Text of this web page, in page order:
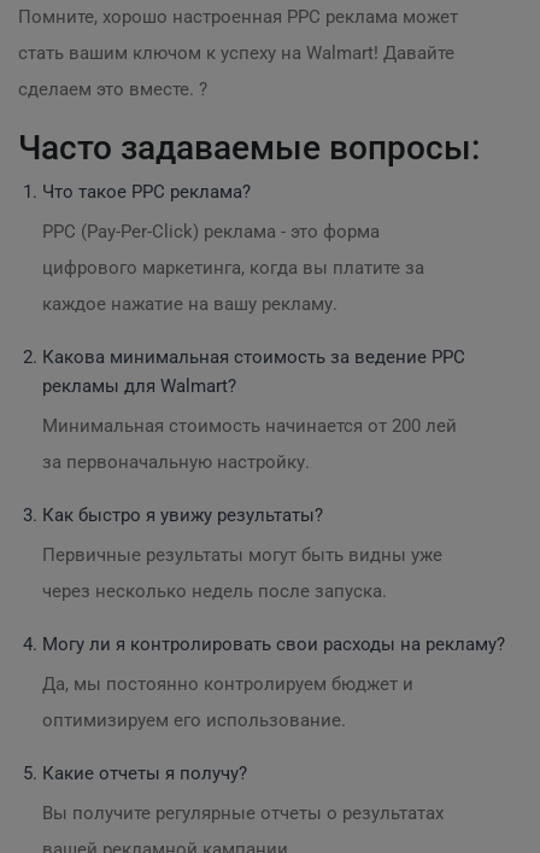
Помните, хорошо настроенная PPC реклама может
стать вашим ключом к успеху на Walmart! Давайте
сделаем это вместе. ?
Часто задаваемые вопросы:
Что такое PPC реклама?
PPC (Pay-Per-Click) реклама - это форма
цифрового маркетинга, когда вы платите за
каждое нажатие на вашу рекламу.
Какова минимальная стоимость за ведение PPC
рекламы для Walmart?
Минимальная стоимость начинается от 200 лей
за первоначальную настройку.
Как быстро я увижу результаты?
Первичные результаты могут быть видны уже
через несколько недель после запуска.
Могу ли я контролировать свои расходы на рекламу?
Да, мы постоянно контролируем бюджет и
оптимизируем его использование.
Какие отчеты я получу?
Вы получите регулярные отчеты о результатах